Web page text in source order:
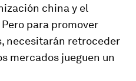
china y el
para promover
necesitarán retroceder
mercados jueguen un